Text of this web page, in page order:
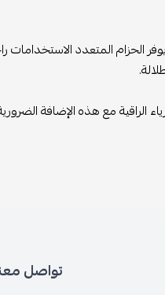
الحزام المتعدد
الراقية مع هذه الإضافة
تواصل